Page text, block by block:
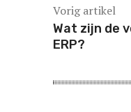
Vorig artikel
Wat zijn de
ERP?